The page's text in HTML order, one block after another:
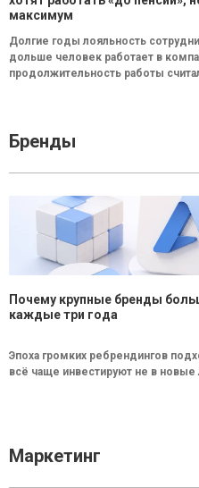
максимум
Долгие годы лояльность
дольше человек работает в
продолжительность работы
Бренды
Почему крупные бренды
каждые три года
Эпоха громких ребрендингов
всё чаще инвестируют не в новые
Маркетинг